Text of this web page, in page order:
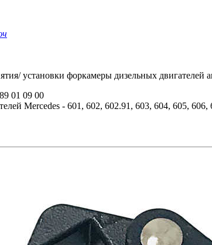
установки форкамеры дизельных двигателей
01 09 00
Mercedes - 601, 602, 602.91, 603, 604, 605, 606,